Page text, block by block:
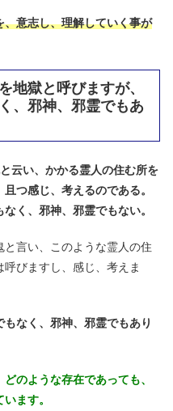
意志し、理解していく事が
地獄と呼びますが、
、邪神、邪霊でもあ
云い、かかる霊人の住む所を
つ感じ、考えるのである。
く、邪神、邪霊でもない。
言い、このような霊人の住
びますし、感じ、考えま
なく、邪神、邪霊でもあり
のような存在であっても、
ます。